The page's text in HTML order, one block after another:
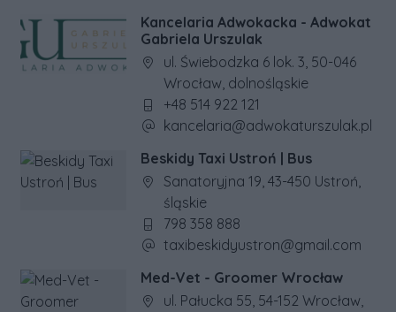
Kancelaria Adwokacka - Adwokat
Gabriela Urszulak
Adres firmy:
ul. Świebodzka 6 lok. 3, 50-046
Wrocław, dolnośląskie
Numer telefonu firmy:
+48 514 922 121
Adres e-mail firmy:
kancelaria@adwokaturszulak.pl
Beskidy Taxi Ustroń | Bus
Adres firmy:
Sanatoryjna 19, 43-450 Ustroń,
śląskie
Numer telefonu firmy:
798 358 888
Adres e-mail firmy:
taxibeskidyustron@gmail.com
Med-Vet - Groomer Wrocław
Adres firmy:
ul. Pałucka 55, 54-152 Wrocław,